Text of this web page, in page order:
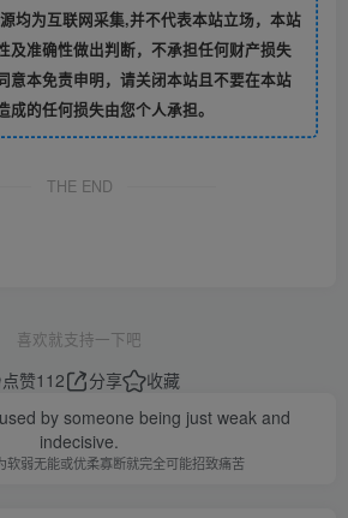
均为互联网采集,并不代表本站立场，本站
及准确性做出判断，不承担任何财产损失
意本免责申明，请关闭本站且不要在本站
成的任何损失由您个人承担。
THE END
喜欢就支持一下吧
点赞112 分享
收藏
by someone being just weak and
indecisive.
软弱无能或优柔寡断就完全可能招致痛苦